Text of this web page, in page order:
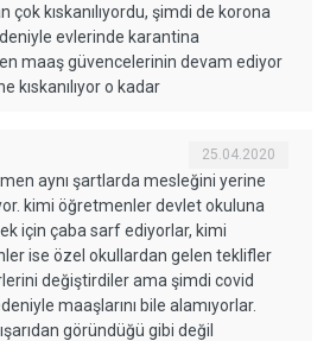
çok kıskanılıyordu, şimdi de korona
evlerinde karantina
maaş güvencelerinin devam ediyor
kıskanılıyor o kadar
25.04.2020
aynı şartlarda mesleğini yerine
kimi öğretmenler devlet okuluna
için çaba sarf ediyorlar, kimi
ise özel okullardan gelen teklifler
değiştirdiler ama şimdi covid
maaşlarını bile alamıyorlar.
göründüğü gibi değil